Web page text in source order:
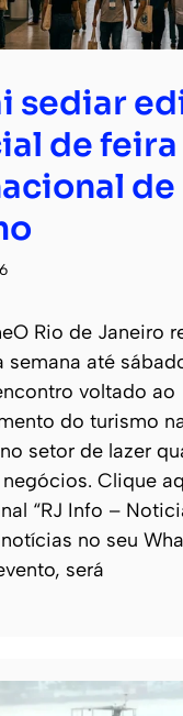
sediar
de feira
de
Rio de Janeiro
semana até
voltado ao
do turismo
setor de lazer
Clique
“RJ Info –
no seu
será